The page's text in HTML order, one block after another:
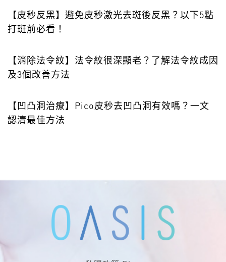
【皮秒反黑】避免皮秒激光去斑後反黑？以下5點
打班前必看！
【消除法令紋】法令紋很深顯老？了解法令紋成因
及3個改善方法
【凹凸洞治療】Pico皮秒去凹凸洞有效嗎？一文
認清最佳方法